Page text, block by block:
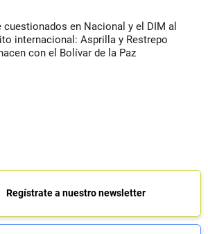
cuestionados en Nacional y el DIM al
internacional: Asprilla y Restrepo
con el Bolívar de la Paz
Regístrate a nuestro newsletter